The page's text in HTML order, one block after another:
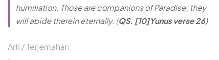
humiliation. Those are companions of Paradise; they
will abide therein eternally. (QS. [10]Yunus verse 26)
Arti / Terjemahan: